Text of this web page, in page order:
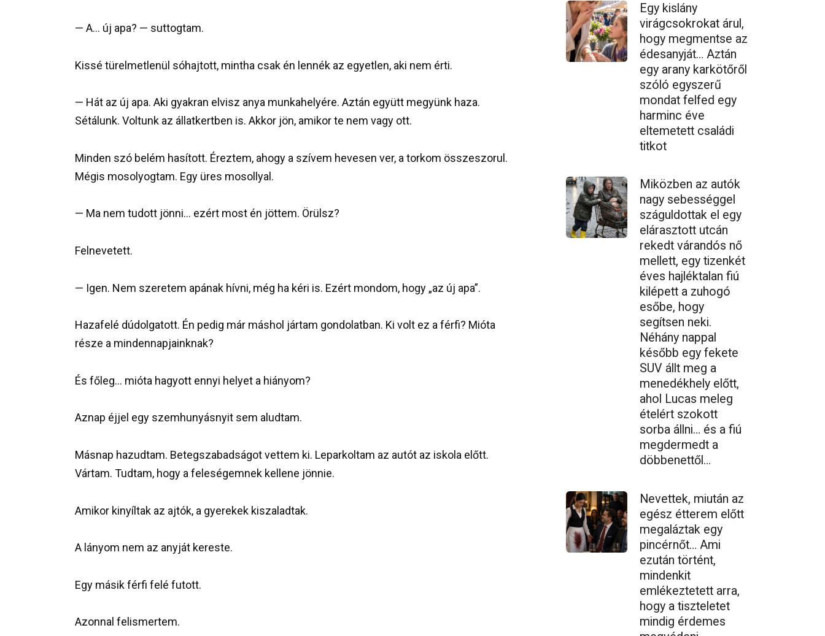
— A… új apa? — suttogtam.
Kissé türelmetlenül sóhajtott, mintha csak én lennék az egyetlen, aki nem érti.
— Hát az új apa. Aki gyakran elvisz anya munkahelyére. Aztán együtt megyünk haza.
Sétálunk. Voltunk az állatkertben is. Akkor jön, amikor te nem vagy ott.
Minden szó belém hasított. Éreztem, ahogy a szívem hevesen ver, a torkom összeszorul.
Mégis mosolyogtam. Egy üres mosollyal.
— Ma nem tudott jönni… ezért most én jöttem. Örülsz?
Felnevetett.
— Igen. Nem szeretem apának hívni, még ha kéri is. Ezért mondom, hogy „az új apa”.
Hazafelé dúdolgatott. Én pedig már máshol jártam gondolatban. Ki volt ez a férfi? Mióta
része a mindennapjainknak?
És főleg… mióta hagyott ennyi helyet a hiányom?
Aznap éjjel egy szemhunyásnyit sem aludtam.
Másnap hazudtam. Betegszabadságot vettem ki. Leparkoltam az autót az iskola előtt.
Vártam. Tudtam, hogy a feleségemnek kellene jönnie.
Amikor kinyíltak az ajtók, a gyerekek kiszaladtak.
A lányom nem az anyját kereste.
Egy másik férfi felé futott.
Azonnal felismertem.
Egy kislány
virágcsokrokat árul,
hogy megmentse az
édesanyját… Aztán
egy arany karkötőről
szóló egyszerű
mondat felfed egy
harminc éve
eltemetett családi
titkot
Miközben az autók
nagy sebességgel
száguldottak el egy
elárasztott utcán
rekedt várandós nő
mellett, egy tizenkét
éves hajléktalan fiú
kilépett a zuhogó
esőbe, hogy
segítsen neki.
Néhány nappal
később egy fekete
SUV állt meg a
menedékhely előtt,
ahol Lucas meleg
ételért szokott
sorba állni… és a fiú
megdermedt a
döbbenettől…
Nevettek, miután az
egész étterem előtt
megaláztak egy
pincérnőt… Ami
ezután történt,
mindenkit
emlékeztetett arra,
hogy a tiszteletet
mindig érdemes